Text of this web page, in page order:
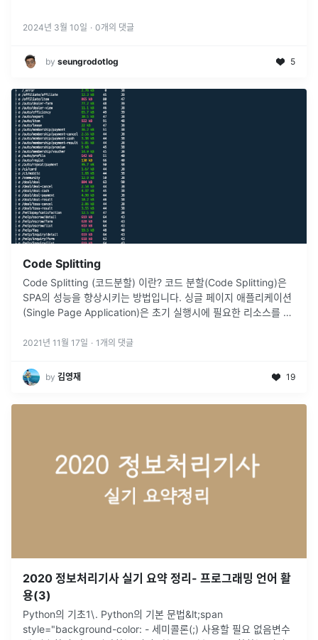
2024년 3월 10일 · 0개의 댓글
by seungrodotlog 5
Code Splitting
Code Splitting (코드분할) 이란? 코드 분할(Code Splitting)은
SPA의 성능을 향상시키는 방법입니다. 싱글 페이지 애플리케이션
(Single Page Application)은 초기 실행시에 필요한 리소스를 모
2021년 11월 17일 · 1 개의 댓글
by 김영재 19
2020 정보처리기사 실기 요약 정리- 프로그래밍 언어 활
용(3)
Python의 기초1\. Python의 기본 문법&lt;span
style="background-color: - 세미콜론(;) 사용할 필요 없음변수